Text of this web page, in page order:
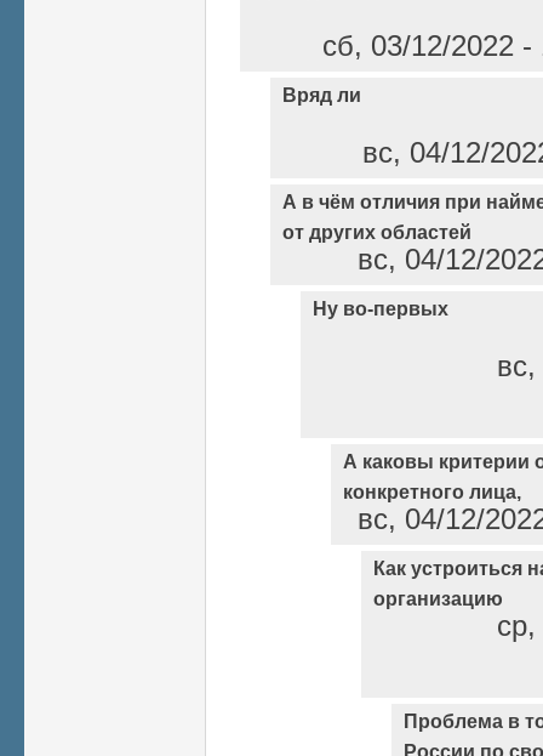
сб, 03/12/2022
Вряд ли
вс, 04/12/
А в чём отличия при
от других областей
вс, 04/12/
Ну во-первых
А каковы критерии
конкретного лица,
вс, 04/12/
Как устроиться
организацию
Проблема в
России по